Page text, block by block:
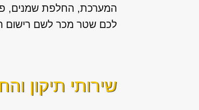
המערכת, החלפת שמנים,
לכם שטר מכר לשם רישום
שירותי תיקון